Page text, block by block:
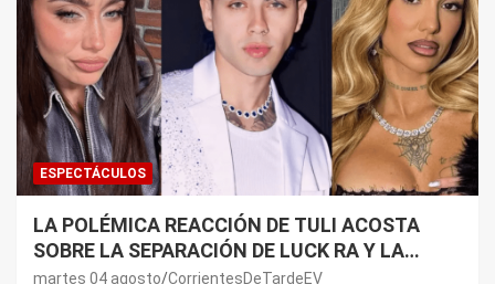
ESPECTÁCULOS
LA POLÉMICA REACCIÓN DE TULI ACOSTA
SOBRE LA SEPARACIÓN DE LUCK RA Y LA
JOAQUI: “¿MI VERDAD?”
martes 04 agosto CorrientesDeTardeEV